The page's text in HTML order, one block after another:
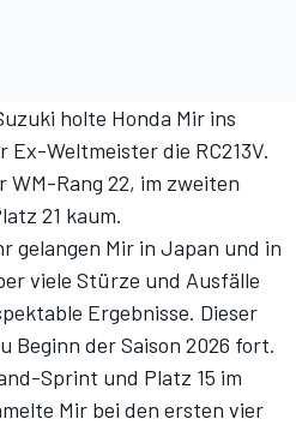
holte Honda Mir ins
Weltmeister die RC213V.
Rang 22, im zweiten
21 kaum.
gelangen Mir in Japan und in
viele Stürze und Ausfälle
Ergebnisse. Dieser
Beginn der Saison 2026 fort.
Sprint und Platz 15 im
Mir bei den ersten vier